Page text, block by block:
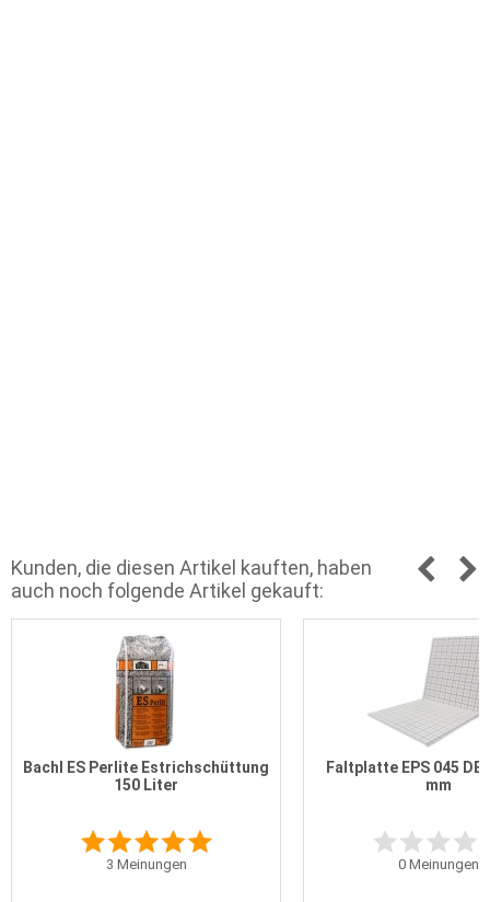
Kunden, die diesen Artikel kauften, haben
auch noch folgende Artikel gekauft:
Bachl ES Perlite Estrichschüttung
150 Liter
3 Meinungen
Faltplatte EPS 045
mm
0Meinungen